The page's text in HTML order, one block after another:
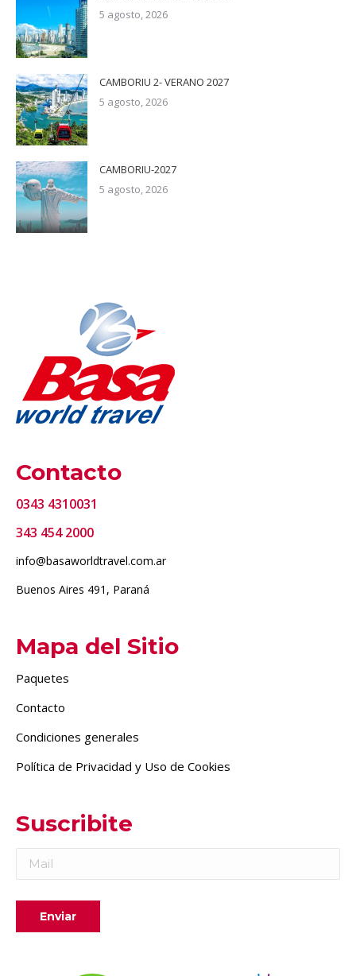
5 agosto, 2026
CAMBORIU 2- VERANO 2027
5 agosto, 2026
CAMBORIU-2027
5 agosto, 2026
Contacto
0343 4310031
343 454 2000
info@basaworldtravel.com.ar
Buenos Aires 491, Paraná
Mapa del Sitio
Paquetes
Contacto
Condiciones generales
Política de Privacidad y Uso de Cookies
Suscribite